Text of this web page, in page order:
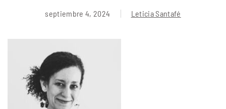
septiembre 4, 2024 Leticia Santafé